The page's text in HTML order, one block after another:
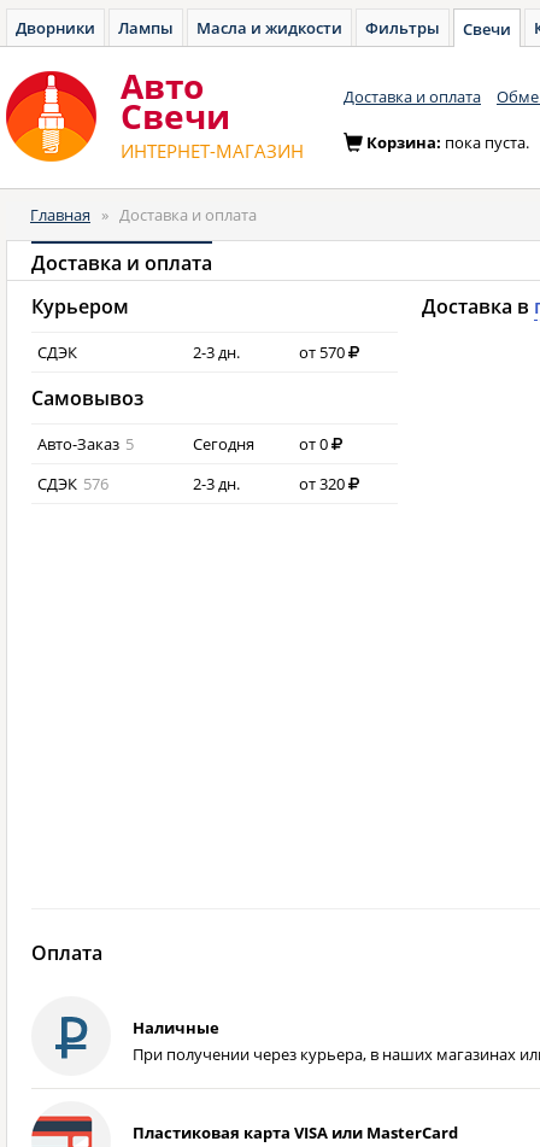
Дворники Лампы Масла и жидкости Фильтры Свечи
Авто
Cвечи
ИНТЕРНЕТ-МАГАЗИН
Доставка и оплата
Корзина: пока пуста.
Главная » Доставка и оплата
Доставка и оплата
Курьером
СДЭК 2-3 дн. от 570
Самовывоз
Авто-Заказ 5 Сегодня
от 0
СДЭК 576 2-3 дн. от 320
Доставка в
Оплата
Наличные
При получении через курьера, в наших магазинах
Пластиковая карта VISA или MasterCard